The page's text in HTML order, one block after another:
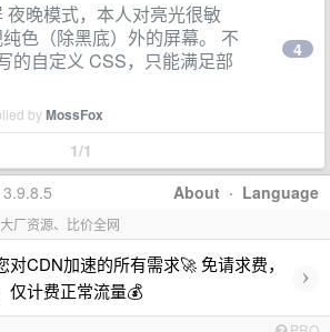
夜晚模式，本人对亮光很敏
色（除黑底）外的屏幕。 不
的自定义 CSS，只能满足部
byMossFox
4
1/1
About · Language
厂资源、比价全网
CDN加速的所有需求🚀 免请求费，
仅计费正常流量💰
›